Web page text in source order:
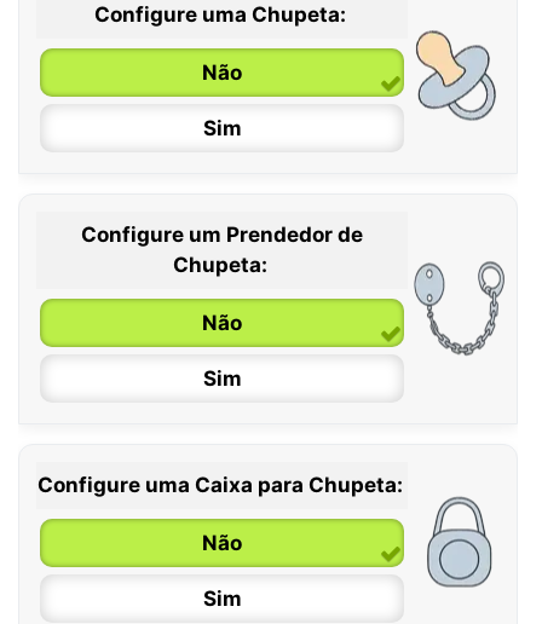
Configure uma Chupeta:
Não
Sim
0 / 6 meses
6 / 36 meses
Configure um Prendedor de
Chupeta:
Não
Sim
Configure uma Caixa para Chupeta:
Não
Sim